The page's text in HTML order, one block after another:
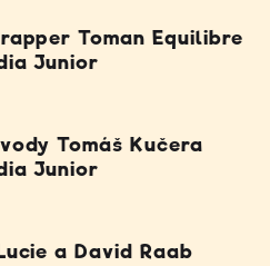
Toman Equilibre
Junior
Tomáš Kučera
Junior
a David Raab